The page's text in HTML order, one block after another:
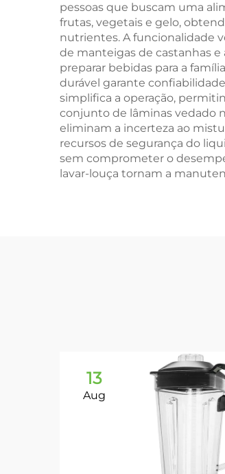
pessoas que buscam uma
frutas, vegetais e gelo,
nutrientes. A funcionalidade
de manteigas de castanhas e
preparar bebidas para a
durável garante
simplifica a operação,
conjunto de lâminas vedado
eliminam a incerteza ao
recursos de segurança do
sem comprometer o
lavar-louça tornam a
13
Aug